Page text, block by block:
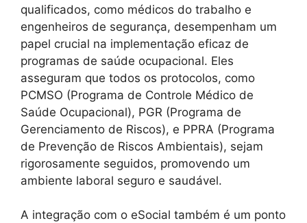
qualificados, como médicos do trabalho e
engenheiros de segurança, desempenham um
papel crucial na implementação eficaz de
programas de saúde ocupacional. Eles
asseguram que todos os protocolos, como
PCMSO (Programa de Controle Médico de
Saúde Ocupacional), PGR (Programa de
Gerenciamento de Riscos), e PPRA (Programa
de Prevenção de Riscos Ambientais), sejam
rigorosamente seguidos, promovendo um
ambiente laboral seguro e saudável.
A integração com o eSocial também é um ponto